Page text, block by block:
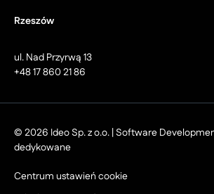
Rzeszów
ul. Nad Przyrwą 13
+48 17 860 21 86
© 2026 Ideo Sp. z o.o. | Software
dedykowane
Centrum ustawień cookie